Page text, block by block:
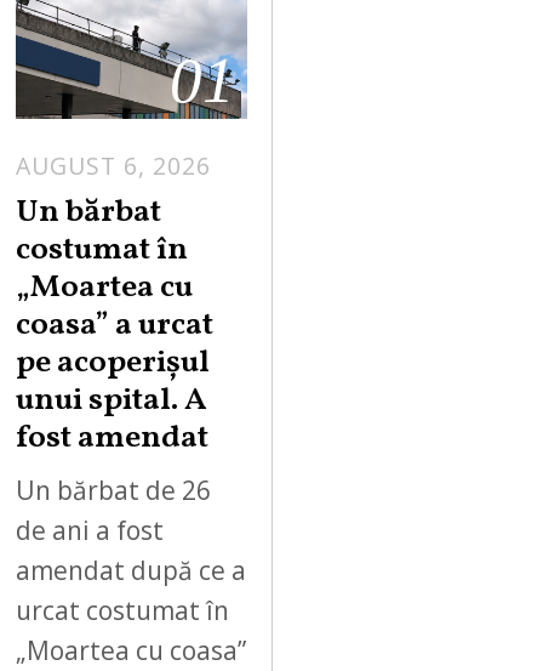
01
AUGUST 6, 2026
Un bărbat
costumat în
„Moartea cu
coasa” a urcat
pe acoperișul
unui spital. A
fost amendat
Un bărbat de 26
de ani a fost
amendat după ce a
urcat costumat în
„Moartea cu coasa”